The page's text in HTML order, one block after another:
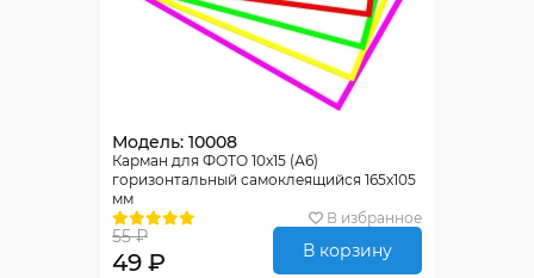
Модель: 10008
Карман для ФОТО 10х15 (А6)
горизонтальный самоклеящийся 165х105
мм
В избранное
55 ₽
49 ₽ В корзину